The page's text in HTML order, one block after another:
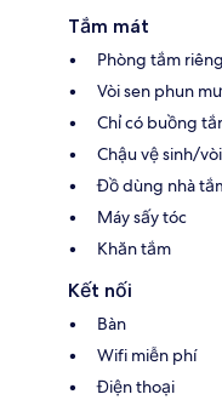
Tắm mát
Phòng tắm riêng
Vòi sen phun
Chỉ có buồng
Chậu vệ sinh/
Đồ dùng nhà
Máy sấy tóc
Khăn tắm
Kết nối
Bàn
Wifi miễn phí
Điện thoại